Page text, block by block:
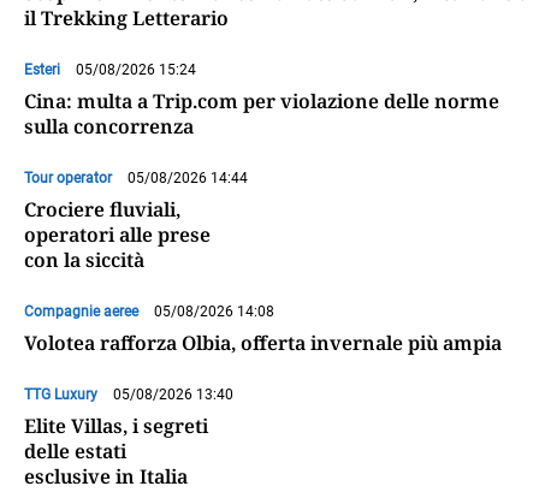
il Trekking Letterario
Esteri 05/08/2026 15:24
Cina: multa a Trip.com per violazione delle norme
sulla concorrenza
Tour operator 05/08/2026 14:44
Crociere fluviali,
operatori alle prese
con la siccità
Compagnie aeree 05/08/2026 14:08
Volotea rafforza Olbia, offerta invernale più ampia
TTG Luxury 05/08/2026 13:40
Elite Villas, i segreti
delle estati
esclusive in Italia